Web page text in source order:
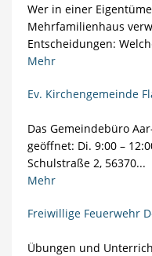
Wer in einer
Mehrfamilienhaus
Entscheidungen:
Mehr
Ev. Kirchengemeinde
Das Gemeindebüro
geöffnet: Di. 9:00 –
Schulstraße 2, 56370...
Mehr
Freiwillige Feuerwehr
Übungen und